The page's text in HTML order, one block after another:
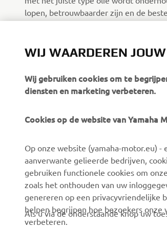
lopen, betrouwbaarder zijn en de
CORPORATE
Over ons
News
Evenementen
VOOR
eBike
Golfbanen
diensten en marketing verbeteren.
aanverwante gelieerde bedrijven,
gebruiken functionele cookies om
zoals het onthouden van uw
genereren op een privacyvriendelijke
helpen begrijpen hoe bezoekers
verbeteren.
Als u via de onderstaande knop uw